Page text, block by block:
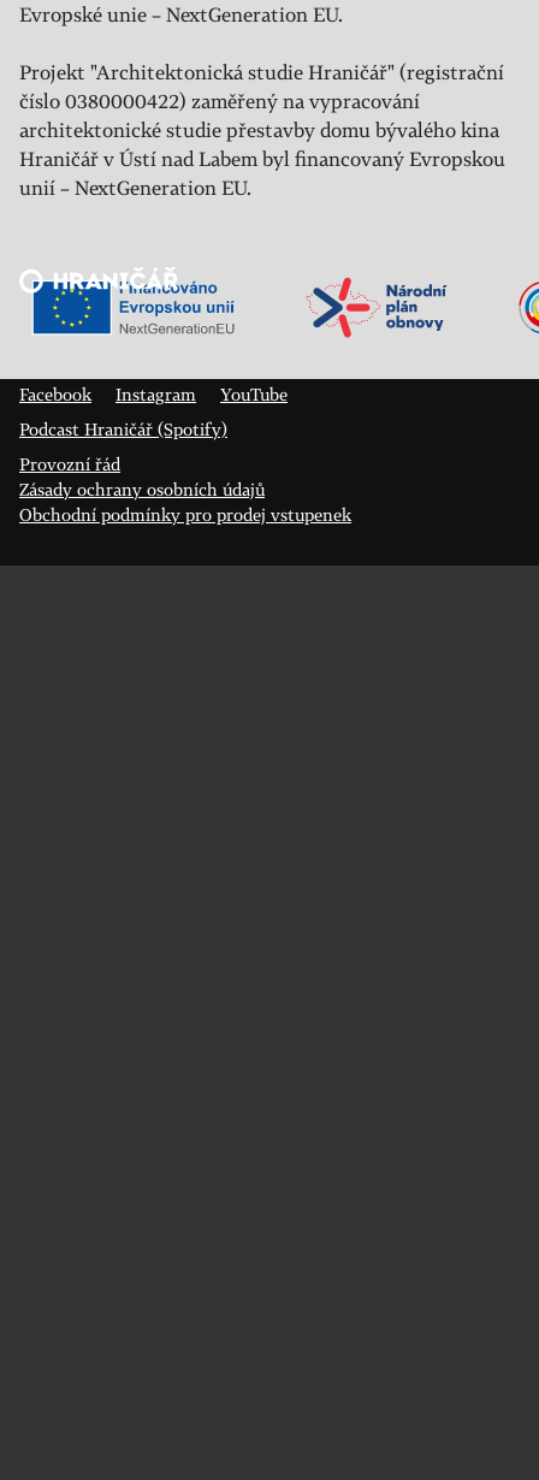
Evropské unie – NextGeneration EU.
Projekt "Architektonická studie Hraničář" (registrační
číslo 0380000422) zaměřený na vypracování
architektonické studie přestavby domu bývalého kina
Hraničář v Ústí nad Labem byl financovaný Evropskou
unií – NextGeneration EU.
Veřejný sál Hraničář, spolek
Facebook
Instagram
YouTube
Podcast Hraničář (Spotify)
Provozní řád
Zásady ochrany osobních údajů
Obchodní podmínky pro prodej vstupenek